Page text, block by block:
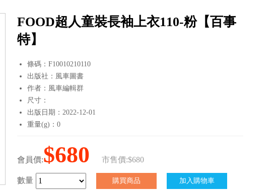
FOOD超人童裝長袖上衣110-粉【百事
特】
條碼：F10010210110
出版社：風車圖書
作者：風車編輯群
尺寸：
出版日期：2022-12-01
重量(g)：0
會員價:$680 市售價:$680
數量